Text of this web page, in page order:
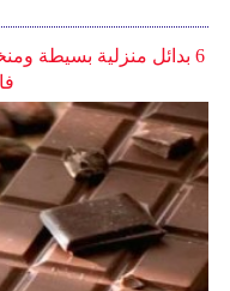
6 بدائل منزلية بسيطة